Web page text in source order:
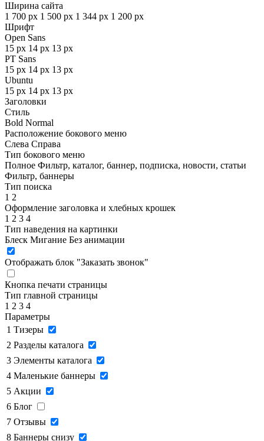
Ширина сайта
1 700 px 1 500 px 1 344 px 1 200 px
Шрифт
Open Sans
15 px 14 px 13 px
PT Sans
15 px 14 px 13 px
Ubuntu
15 px 14 px 13 px
Заголовки
Стиль
Bold Normal
Расположение бокового меню
Слева Справа
Тип бокового меню
Полное Фильтр, каталог, баннер, подписка, новости, статьи
Фильтр, баннеры
Тип поиска
1 2
Оформление заголовка и хлебных крошек
1 2 3 4
Тип наведения на картинки
Блеск Мигание Без анимации
Отображать блок "Заказать звонок"
Кнопка печати страницы
Тип главной страницы
1 2 3 4
Параметры
1 Тизеры
2 Разделы каталога
3 Элементы каталога
4 Маленькие баннеры
5 Акции
6 Блог
7 Отзывы
8 Баннеры снизу